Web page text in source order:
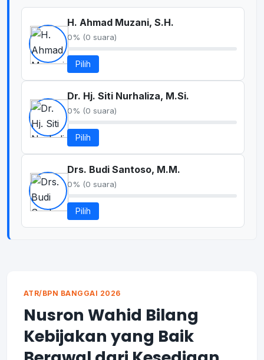
H. Ahmad Muzani, S.H.
0% (0 suara)
Pilih
Dr. Hj. Siti Nurhaliza, M.Si.
0% (0 suara)
Pilih
Drs. Budi Santoso, M.M.
0% (0 suara)
Pilih
ATR/BPN BANGGAI 2026
Nusron Wahid Bilang
Kebijakan yang Baik